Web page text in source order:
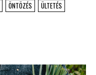
ÖNTÖZÉS
ÜLTETÉS